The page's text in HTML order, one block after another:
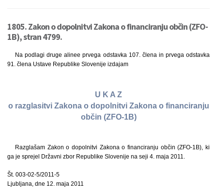
1805. Zakon o dopolnitvi Zakona o financiranju občin (ZFO-
1B), stran 4799.
Na podlagi druge alinee prvega odstavka 107. člena in prvega odstavka
91. člena Ustave Republike Slovenije izdajam
U K A Z
o razglasitvi Zakona o dopolnitvi Zakona o financiranju
občin (ZFO-1B)
Razglašam Zakon o dopolnitvi Zakona o financiranju občin (ZFO-1B), ki
ga je sprejel Državni zbor Republike Slovenije na seji 4. maja 2011.
Št. 003-02-5/2011-5
Ljubljana, dne 12. maja 2011